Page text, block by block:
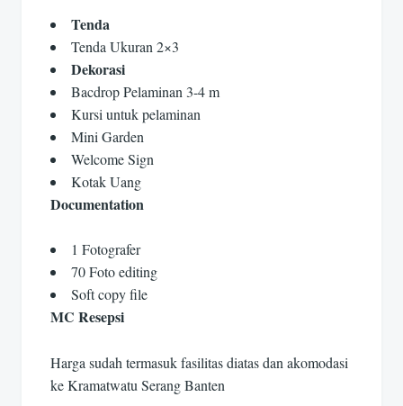
Tenda
Tenda Ukuran 2×3
Dekorasi
Bacdrop Pelaminan 3-4 m
Kursi untuk pelaminan
Mini Garden
Welcome Sign
Kotak Uang
Documentation
1 Fotografer
70 Foto editing
Soft copy file
MC Resepsi
Harga sudah termasuk fasilitas diatas dan akomodasi
ke Kramatwatu Serang Banten